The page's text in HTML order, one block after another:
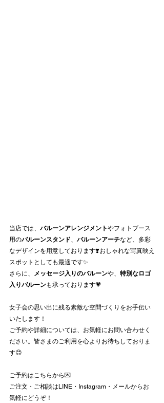
当店では、 バルーンアレンジメントやフォトブース
用のバルーンスタンド バルーンアーチなど、多彩
なデザインを用意しております❣️おしゃれな写真映え
スポットとしても最適です✨
さらに、
メッセージ入りのバルーンや、 特別なロゴ
入りバルーンも承っております💗
女子会の思い出に残る素敵な空間づくりをお手伝い
いたします！
ご予約や詳細については、お気軽にお問い合わせく
ださい。皆さまのご利用を心よりお待ちしておりま
す😊
ご予約はこちらから💌
ご注文・ご相談はLINE・Instagram・メールからお
気軽にどうぞ！